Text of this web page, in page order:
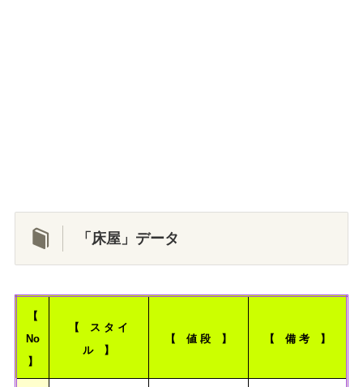
「床屋」データ
【
No
】
【 ス タ イ
ル 】
【 値 段 】 【 備 考 】